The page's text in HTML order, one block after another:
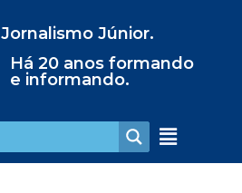
Jornalismo Júnior.
Há 20 anos formando
e informando.